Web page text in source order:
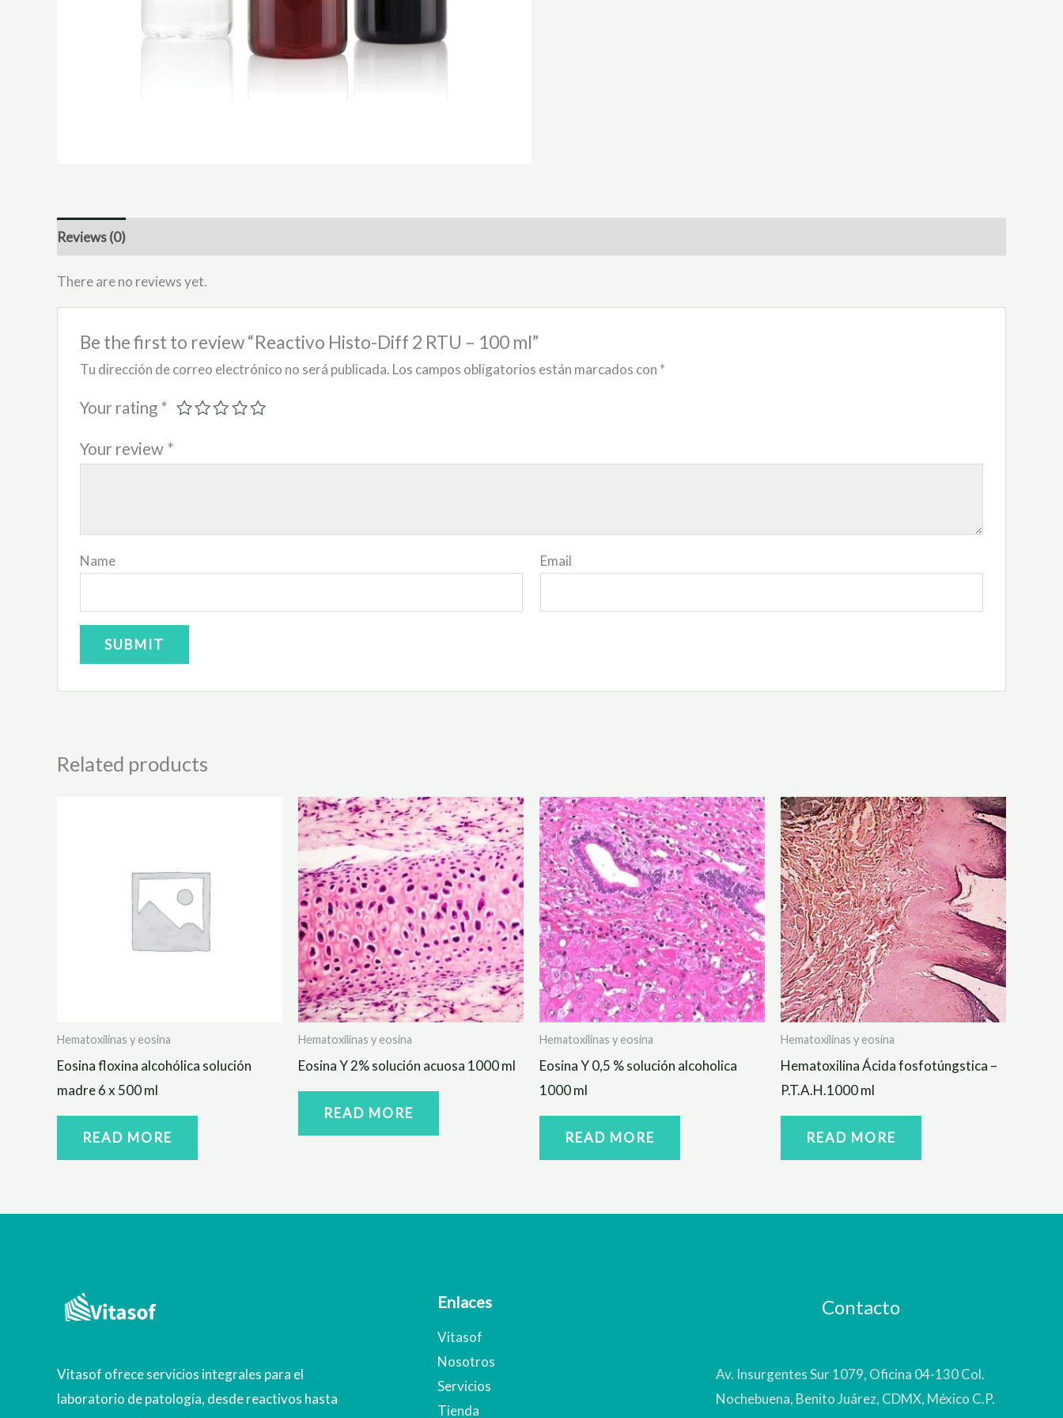
Reviews (0)
There are no reviews yet.
Be the first to review “Reactivo Histo-Diff 2 RTU – 100 ml”
Tu dirección de correo electrónico no será publicada. Los campos obligatorios están marcados con *
Your rating *
Your review *
Name Email
Related products
Hematoxilinas y eosina
Eosina floxina alcohólica solución
madre 6 x 500 ml
READ MORE
Hematoxilinas y eosina
Eosina Y 2% solución acuosa 1000 ml
READ MORE
Hematoxilinas y eosina
Eosina Y 0,5 % solución alcoholica
1000 ml
READ MORE
Hematoxilinas y eosina
Hematoxilina Ácida fosfotúngstica –
P.T.A.H.1000 ml
READ MORE
Vitasof ofrece servicios integrales para el
laboratorio de patología, desde reactivos hasta
Enlaces
Vitasof
Nosotros
Servicios
Tienda
Contacto
Av. Insurgentes Sur 1079, Oficina 04-130 Col.
Nochebuena, Benito Juárez, CDMX, México C.P.